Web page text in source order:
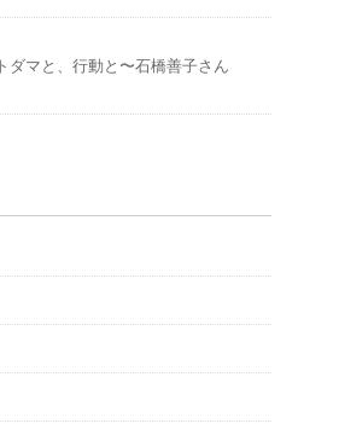
ダマと、行動と〜石橋善子さん